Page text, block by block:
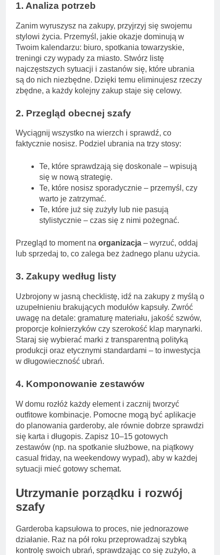
1. Analiza potrzeb
Zanim wyruszysz na zakupy, przyjrzyj się swojemu
stylowi życia. Przemyśl, jakie okazje dominują w
Twoim kalendarzu: biuro, spotkania towarzyskie,
treningi czy wypady za miasto. Stwórz listę
najczęstszych sytuacji i zastanów się, które ubrania
są do nich niezbędne. Dzięki temu eliminujesz rzeczy
zbędne, a każdy kolejny zakup staje się celowy.
2. Przegląd obecnej szafy
Wyciągnij wszystko na wierzch i sprawdź, co
faktycznie nosisz. Podziel ubrania na trzy stosy:
Te, które sprawdzają się doskonale – wpisują
się w nową strategię.
Te, które nosisz sporadycznie – przemyśl, czy
warto je zatrzymać.
Te, które już się zużyły lub nie pasują
stylistycznie – czas się z nimi pożegnać.
Przegląd to moment na organizacja – wyrzuć, oddaj
lub sprzedaj to, co zalega bez żadnego planu użycia.
3. Zakupy według listy
Uzbrojony w jasną checklistę, idź na zakupy z myślą o
uzupełnieniu brakujących modułów kapsuły. Zwróć
uwagę na detale: gramaturę materiału, jakość szwów,
proporcje kołnierzyków czy szerokość klap marynarki.
Staraj się wybierać marki z transparentną polityką
produkcji oraz etycznymi standardami – to inwestycja
w długowieczność ubrań.
4. Komponowanie zestawów
W domu rozłóż każdy element i zacznij tworzyć
outfitowe kombinacje. Pomocne mogą być aplikacje
do planowania garderoby, ale równie dobrze sprawdzi
się karta i długopis. Zapisz 10–15 gotowych
zestawów (np. na spotkanie służbowe, na piątkowy
casual friday, na weekendowy wypad), aby w każdej
sytuacji mieć gotowy schemat.
Utrzymanie porządku i rozwój
szafy
Garderoba kapsułowa to proces, nie jednorazowe
działanie. Raz na pół roku przeprowadzaj szybką
kontrolę swoich ubrań, sprawdzając co się zużyło, a